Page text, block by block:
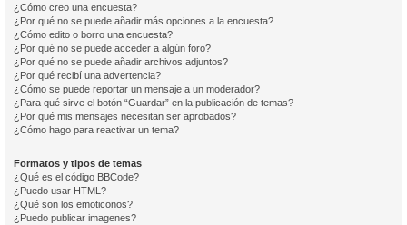
¿Cómo creo una encuesta?
¿Por qué no se puede añadir más opciones a la encuesta?
¿Cómo edito o borro una encuesta?
¿Por qué no se puede acceder a algún foro?
¿Por qué no se puede añadir archivos adjuntos?
¿Por qué recibí una advertencia?
¿Cómo se puede reportar un mensaje a un moderador?
¿Para qué sirve el botón “Guardar” en la publicación de temas?
¿Por qué mis mensajes necesitan ser aprobados?
¿Cómo hago para reactivar un tema?
Formatos y tipos de temas
¿Qué es el código BBCode?
¿Puedo usar HTML?
¿Qué son los emoticonos?
¿Puedo publicar imagenes?